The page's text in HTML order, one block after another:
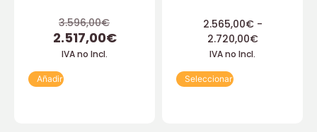
3.596,00€
2.517,00€
IVA no Incl.
Añadir
2.565,00€ -
2.720,00€
IVA no Incl.
Seleccionar